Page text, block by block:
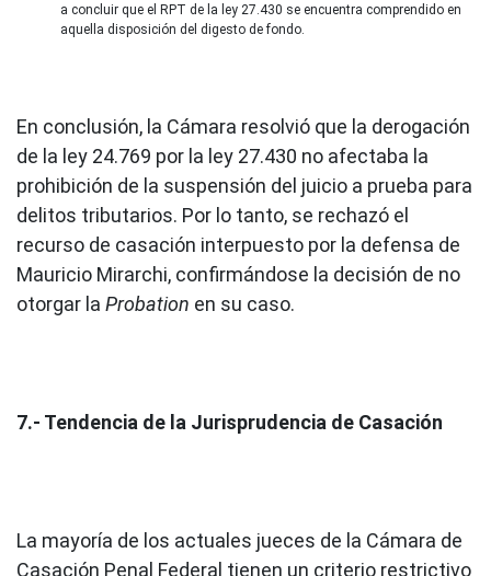
a concluir que el RPT de la ley 27.430 se encuentra comprendido en
aquella disposición del digesto de fondo.
En conclusión, la Cámara resolvió que la derogación
de la ley 24.769 por la ley 27.430 no afectaba la
prohibición de la suspensión del juicio a prueba para
delitos tributarios. Por lo tanto, se rechazó el
recurso de casación interpuesto por la defensa de
Mauricio Mirarchi, confirmándose la decisión de no
otorgar la Probation en su caso.
7.- Tendencia de la Jurisprudencia de Casación
La mayoría de los actuales jueces de la Cámara de
Casación Penal Federal tienen un criterio restrictivo